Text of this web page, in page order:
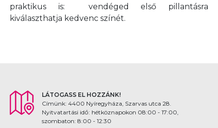
praktikus is: vendéged első pillantásra
kiválaszthatja kedvenc színét.
LÁTOGASS EL HOZZÁNK!
Címünk: 4400 Nyíregyháza, Szarvas utca 28.
Nyitvatartási idő: hétköznapokon 08:00 - 17:00,
szombaton: 8:00 - 12:30